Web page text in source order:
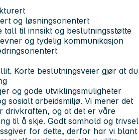
og løsningsorientert
tall til innsikt og beslutningsstøtte
og tydelig kommunikasjon
Korte beslutningsveier gjør at du
og gode utviklingsmuligheter
sosialt arbeidsmiljø. Vi mener det
drivkraften, og at det er våre
til å skje. Godt samhold og trivsel
for dette, derfor har vi blant